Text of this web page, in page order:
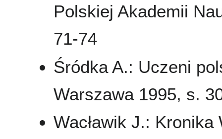
Polskiej Akademii
71-74
Śródka A.: Uczeni
Warszawa 1995, s.
Wacławik J.: Kronika